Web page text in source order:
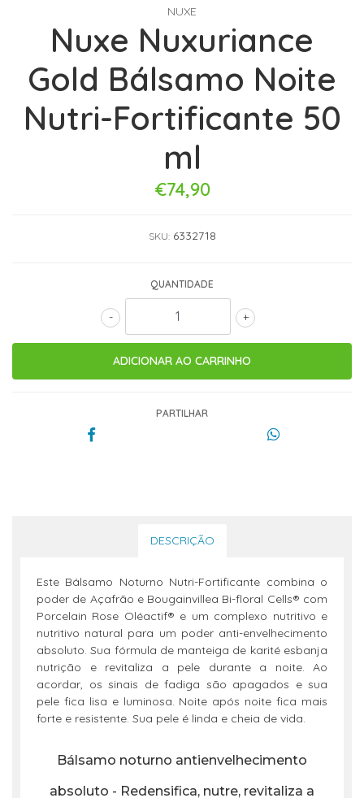
NUXE
Nuxe Nuxuriance
Gold Bálsamo Noite
Nutri-Fortificante 50
ml
€74,90
SKU: 6332718
QUANTIDADE
+
-
PARTILHAR
DESCRIÇÃO
Este Bálsamo Noturno Nutri-Fortificante combina o
poder de Açafrão e Bougainvillea Bi-floral Cells® com
Porcelain Rose Oléactif® e um complexo nutritivo e
nutritivo natural para um poder anti-envelhecimento
absoluto. Sua fórmula de manteiga de karité esbanja
nutrição e revitaliza a pele durante a noite. Ao
acordar, os sinais de fadiga são apagados e sua
pele fica lisa e luminosa. Noite após noite fica mais
forte e resistente. Sua pele é linda e cheia de vida.
Bálsamo noturno antienvelhecimento
absoluto - Redensifica, nutre, revitaliza a